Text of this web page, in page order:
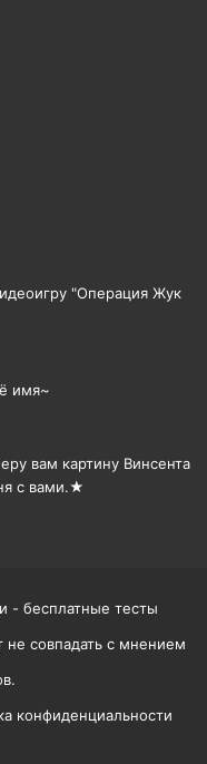
"Операция Жук
имя~
вам картину Винсента
с вами.★
- бесплатные тесты
совпадать с мнением
конфиденциальности